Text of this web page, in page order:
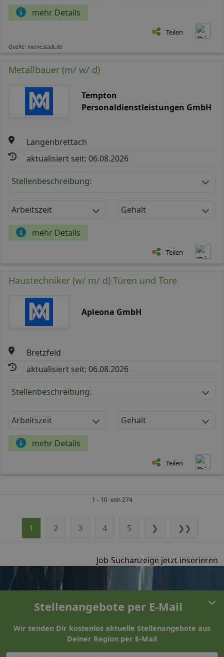
mehr Details
Teilen
Quelle: meinestadt.de
Metallbauer (m/ w/ d)
Tempton
Personaldienstleistungen GmbH
Langenbrettach
aktualisiert seit: 06.08.2026
Stellenbeschreibung:
Arbeitszeit Gehalt
mehr Details
Teilen
Haustechniker (w/ m/ d) Türen und Tore
Apleona GmbH
Bretzfeld
aktualisiert seit: 06.08.2026
Stellenbeschreibung:
Arbeitszeit Gehalt
mehr Details
Teilen
1 - 10 von 274
1 2 3 4 5 ❯ ❯❯
Job-Suchanzeige jetzt inserieren
Stellenangebote per E-Mail
Wir senden Dir kostenlos aktuelle Stellenangebote aus
Deiner Region per E-Mail